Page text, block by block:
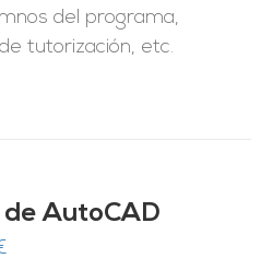
del programa,
tutorización, etc.
de AutoCAD